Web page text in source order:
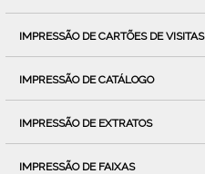
IMPRESSÃO DE CARTÕES DE VISITAS
IMPRESSÃO DE CATÁLOGO
IMPRESSÃO DE EXTRATOS
IMPRESSÃO DE FAIXAS